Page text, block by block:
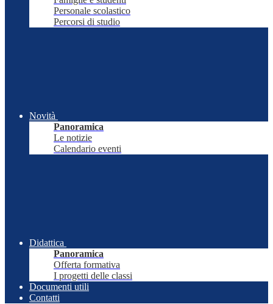
Personale scolastico
Percorsi di studio
Novità
Panoramica
Le notizie
Calendario eventi
Didattica
Panoramica
Offerta formativa
I progetti delle classi
Documenti utili
Contatti